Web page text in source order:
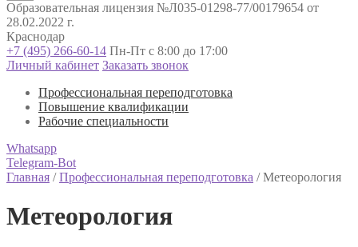
Образовательная лицензия №Л035-01298-77/00179654 от
28.02.2022 г.
Краснодар
+7 (495) 266-60-14 Пн-Пт с 8:00 до 17:00
Личный кабинет Заказать звонок
Профессиональная переподготовка
Повышение квалификации
Рабочие специальности
Whatsapp
Telegram-Bot
Главная /Профессиональная переподготовка /Метеорология
Метеорология